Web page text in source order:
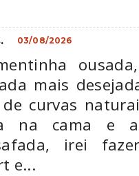
03/08/2026
mais
curvas
na cama e
irei
e...